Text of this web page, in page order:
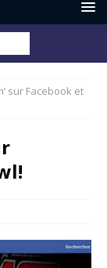
sur Facebook et